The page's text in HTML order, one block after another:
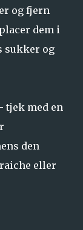
og fjern
dem i
sukker og
tjek med en
den
eller